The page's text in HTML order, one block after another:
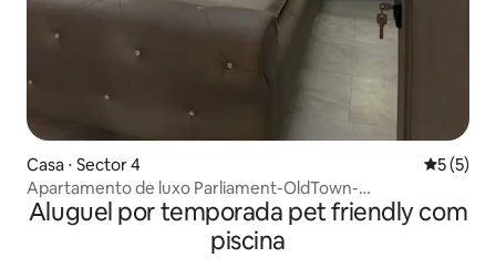
Casa ⋅ Sector 4 5 de
5 (5)
Apartamento de luxo Parliament-OldTown-
Estacionamento gratuito
Aluguel por temporada pet friendly com
piscina